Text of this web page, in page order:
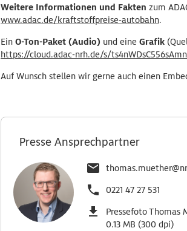
Weitere Informationen und Fakten zum
www.adac.de/kraftstoffpreise-autobahn.
Ein O-Ton-Paket (Audio) und eine Grafik
https://cloud.adac-nrh.de/s/ts4nWDsC556sAmn
Auf Wunsch stellen wir gerne auch einen
Presse Ansprechpartner
0221 47 27 531
Pressefoto Thomas
0.13 MB (300 dpi)